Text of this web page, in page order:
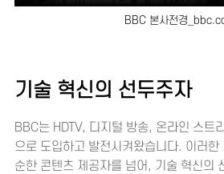
BBC 본사전경
기술 혁신의 선두주자
BBC는 HDTV, 디지털 방송, 온라인 스트
으로 도입하고 발전시켜왔습니다. 이러
순한 콘텐츠 제공자를 넘어, 기술 혁신의